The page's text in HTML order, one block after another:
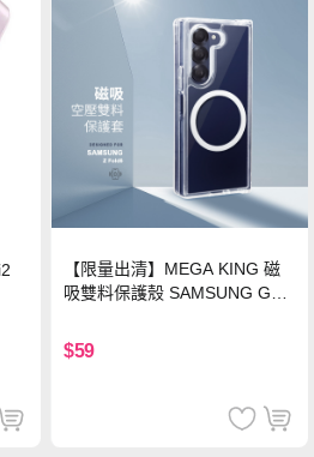
【限量出清】MEGA KING 磁
吸雙料保護殼 SAMSUNG Gala
$59